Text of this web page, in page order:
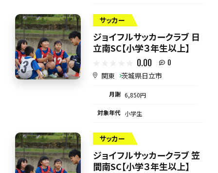
サッカー
ジョイフルサッカークラブ 日
立南SC【小学３年生以上】
0.00 0
関東 茨城県日立市
月謝 6,850円
対象年代 小学生
サッカー
ジョイフルサッカークラブ 笠
間南SC【小学３年生以上】